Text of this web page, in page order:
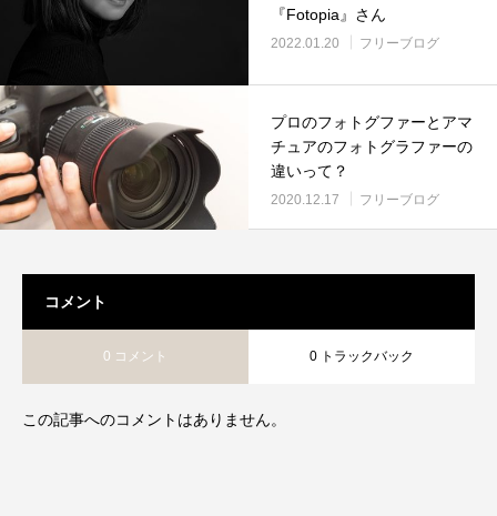
『Fotopia』さん
2022.01.20 フリーブログ
プロのフォトグファーとアマ
チュアのフォトグラファーの
違いって？
2020.12.17 フリーブログ
コメント
0 コメント 0 トラックバック
この記事へのコメントはありません。